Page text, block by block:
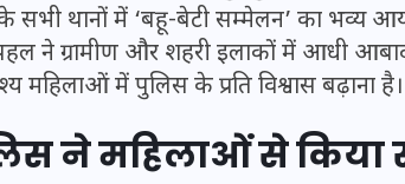
थानों में ‘बहू-बेटी सम्मेलन’ का भव्य
ने ग्रामीण और शहरी इलाकों में आधी
महिलाओं में पुलिस के प्रति विश्वास बढ़ाना है।
ने महिलाओं से किया